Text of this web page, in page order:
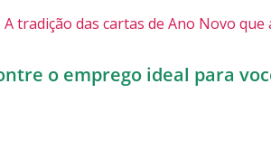
tradição das cartas de Ano Novo que
o emprego ideal para